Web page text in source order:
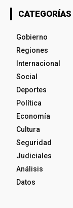
CATEGORÍAS
Gobierno
Regiones
Internacional
Social
Deportes
Política
Economía
Cultura
Seguridad
Judiciales
Análisis
Datos